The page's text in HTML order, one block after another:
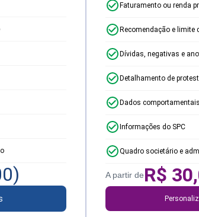
)
Faturamento ou renda
Recomendação e limite
Dívidas, negativas e
Detalhamento de
Dados comportamentais
Informações do SPC
Quadro societário e
A partir deR$